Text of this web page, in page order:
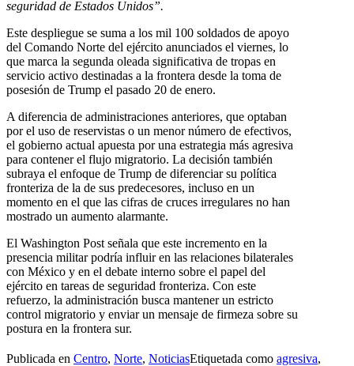
seguridad de Estados Unidos”.
Este despliegue se suma a los mil 100 soldados de apoyo
del Comando Norte del ejército anunciados el viernes, lo
que marca la segunda oleada significativa de tropas en
servicio activo destinadas a la frontera desde la toma de
posesión de Trump el pasado 20 de enero.
A diferencia de administraciones anteriores, que optaban
por el uso de reservistas o un menor número de efectivos,
el gobierno actual apuesta por una estrategia más agresiva
para contener el flujo migratorio. La decisión también
subraya el enfoque de Trump de diferenciar su política
fronteriza de la de sus predecesores, incluso en un
momento en el que las cifras de cruces irregulares no han
mostrado un aumento alarmante.
El Washington Post señala que este incremento en la
presencia militar podría influir en las relaciones bilaterales
con México y en el debate interno sobre el papel del
ejército en tareas de seguridad fronteriza. Con este
refuerzo, la administración busca mantener un estricto
control migratorio y enviar un mensaje de firmeza sobre su
postura en la frontera sur.
Publicada en Centro, Norte, NoticiasEtiquetada como agresiva,